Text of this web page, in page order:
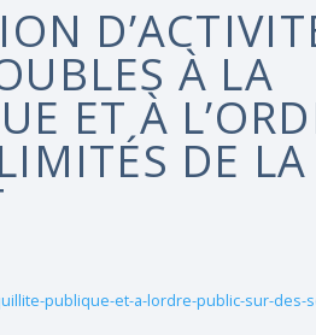
À LA
ET À
DE
publique-et-a-lordre-public-sur-des-